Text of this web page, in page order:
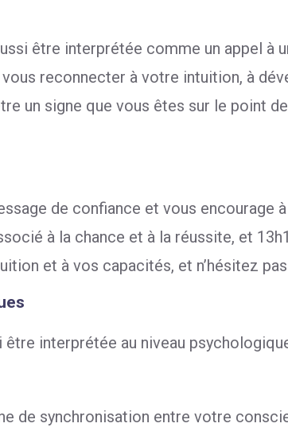
être interprétée comme un appel à
vous reconnecter à votre intuition, à
un signe que vous êtes sur le point
de confiance et vous
à la chance et à la réussite, et
et à vos capacités, et n’hésitez
être interprétée au niveau
de synchronisation entre votre